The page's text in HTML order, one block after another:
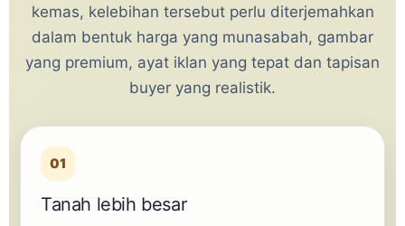
kemas, kelebihan tersebut perlu diterjemahkan
dalam bentuk harga yang munasabah, gambar
yang premium, ayat iklan yang tepat dan tapisan
buyer yang realistik.
01
Tanah lebih besar